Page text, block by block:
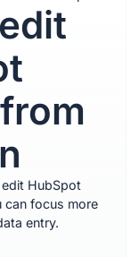
HubSpot
can focus more
entry.